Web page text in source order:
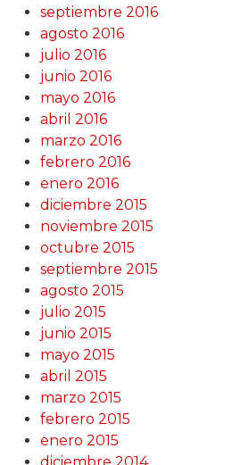
septiembre 2016
agosto 2016
julio 2016
junio 2016
mayo 2016
abril 2016
marzo 2016
febrero 2016
enero 2016
diciembre 2015
noviembre 2015
octubre 2015
septiembre 2015
agosto 2015
julio 2015
junio 2015
mayo 2015
abril 2015
marzo 2015
febrero 2015
enero 2015